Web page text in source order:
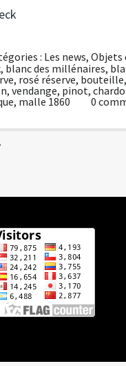
: Les news,Objets
, blanc des millénaires,
, rosé réserve, bouteille,
, vendange, pinot,
, malle 1860 0